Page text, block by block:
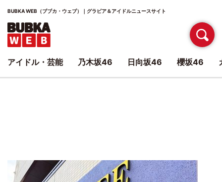
BUBKA WEB（ブブカ・ウェブ）｜グラビア＆アイドルニュースサイト
アイドル・芸能 乃木坂46 日向坂46 櫻坂46